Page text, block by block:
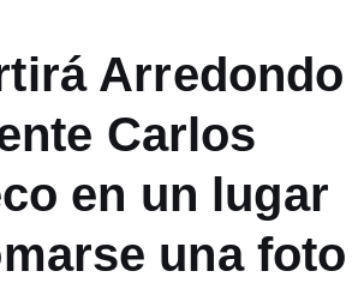
Arredondo
Carlos
en un lugar
una foto